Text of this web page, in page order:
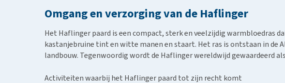
Omgang en verzorging van de Haflinger
Het Haflinger paard is een compact, sterk en veelzijdig warmbloedras
kastanjebruine tint en witte manen en staart. Het ras is ontstaan in de
landbouw. Tegenwoordig wordt de Haflinger wereldwijd gewaardeerd
Activiteiten waarbij het Haflinger paard tot zijn recht komt